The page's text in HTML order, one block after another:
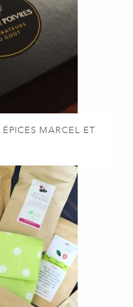
MARCEL ET